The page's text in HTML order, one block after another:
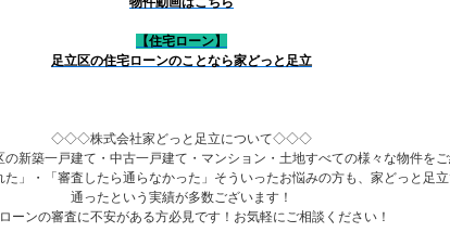
【住宅ローン】
足立区の住宅ローンのことなら家どっと足立
◇◇◇株式会社家どっと足立について◇◇◇
新築一戸建て・中古一戸建て・マンション・土地すべての様々な物件をご
」・「審査したら通らなかった」そういったお悩みの方も、家どっと足
通ったという実績が多数ございます！
ーンの審査に不安がある方必見です！お気軽にご相談ください！